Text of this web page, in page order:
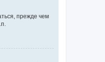
прежде чем